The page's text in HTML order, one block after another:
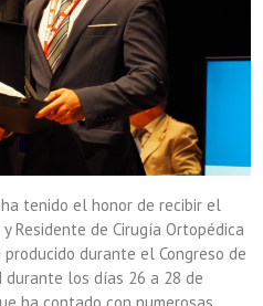
tenido el honor de recibir el
Residente de Cirugía Ortopédica
durante el Congreso de
durante los días 26 a 28 de